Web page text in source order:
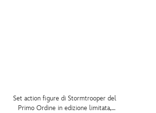
Set action figure di Stormtrooper del
Primo Ordine in edizione limitata,